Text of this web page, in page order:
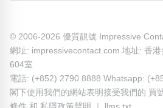
© 2006-2026 優質靚號 Impressive
網址: impressivecontact.com 地址: 香
604室
電話: (+852) 2790 8888 Whatsapp:
閣下使用我們的網站表明接受我們的 買